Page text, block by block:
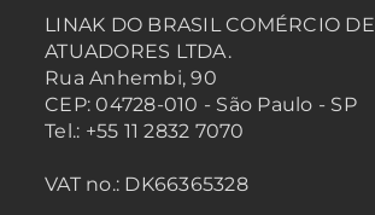
LINAK DO BRASIL COMÉRCIO DE
ATUADORES LTDA.
Rua Anhembi, 90
CEP: 04728-010 - São Paulo - SP
Tel.: +55 11 2832 7070
VAT no.: DK66365328